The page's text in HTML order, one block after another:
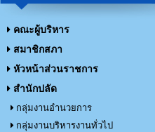
คณะผู้บริหาร
สมาชิกสภา
หัวหน้าส่วนราชการ
สำนักปลัด
กลุ่มงานอำนวยการ
กลุ่มงานบริหารงานทั่วไป